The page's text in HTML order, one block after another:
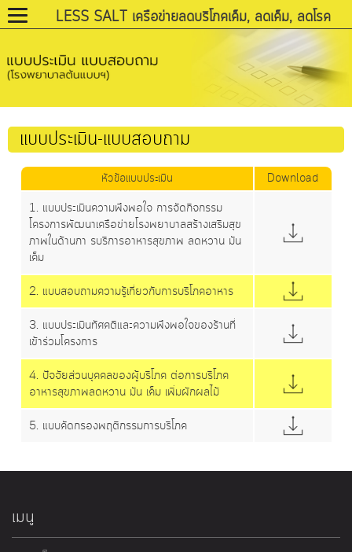
LESS SALT เครือข่ายลดบริโภคเค็ม, ลดเค็ม, ลดโรค
แบบประเมิน-แบบสอบถาม
หัวข้อแบบประเมิน Download
1. แบบประเมินความพึงพอใจ การจัดกิจกรรม
โครงการพัฒนาเครือข่ายโรงพยาบาลสร้างเสริมสุข
ภาพในด้านกา รบริการอาหารสุขภาพ ลดหวาน มัน
เค็ม
2. แบบสอบถามความรู้เกี่ยวกับการบริโภคอาหาร
3. แบบประเมินทัศคติและความพึงพอใจของร้านที่
เข้าร่วมโครงการ
4. ปัจจัยส่วนบุคคลของผู้บริโภค ต่อการบริโภค
อาหารสุขภาพลดหวาน มัน เค็ม เพิ่มผักผลไม้
5. แบบคัดกรองพฤติกรรมการบริโภค
เมนู